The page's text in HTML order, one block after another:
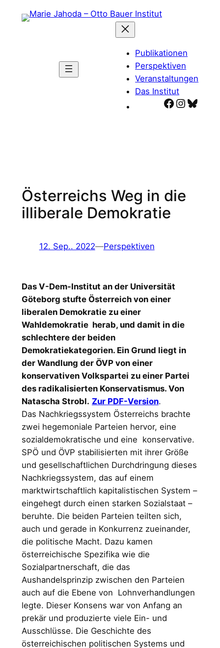
Inhalt
Publikationen
Perspektiven
Veranstaltungen
Das Institut
Facebook
Österreichs Weg in die
illiberale Demokratie
12. Sep.. 2022—Perspektiven
Das V-Dem-Institut an der Universität
Göteborg stufte Österreich von einer
liberalen Demokratie zu einer
Wahldemokratie herab, und damit in die
schlechtere der beiden
Demokratiekategorien. Ein Grund liegt in
der Wandlung der ÖVP von einer
konservativen Volkspartei zu einer Partei
des radikalisierten Konservatismus. Von
Natascha Strobl. Zur PDF-Version.
Das Nachkriegssystem Österreichs brachte
zwei hegemoniale Parteien hervor, eine
sozialdemokratische und eine konservative.
SPÖ und ÖVP stabilisierten mit ihrer Größe
und gesellschaftlichen Durchdringung dieses
Nachkriegssystem, das auf einem
marktwirtschaftlich kapitalistischen System –
eingehegt durch einen starken Sozialstaat –
beruhte. Die beiden Parteien teilten sich,
auch und gerade in Konkurrenz zueinander,
die politische Macht. Dazu kamen
österreichische Spezifika wie die
Sozialpartnerschaft, die das
Aushandelsprinzip zwischen den Parteien
auch auf die Ebene von Lohnverhandlungen
legte. Dieser Konsens war von Anfang an
prekär und produzierte viele Ein- und
Ausschlüsse. Die Geschichte des
österreichischen politischen Systems und